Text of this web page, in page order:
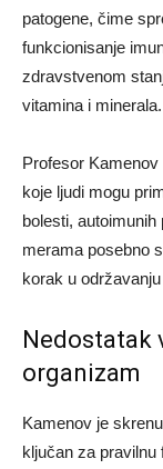
patogene, čime
funkcionisanje
zdravstvenom
vitamina i minerala.
Profesor
koje ljudi mogu
bolesti,
merama posebno
korak u
Nedostatak
organizam
Kamenov je
ključan za pravilnu